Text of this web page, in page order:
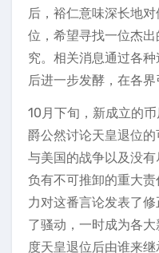
后，裕仁意味深长地
位，希望寻找一位杰
究。相关消息通过各
后进一步发酵，在各界
10月下旬，新成立的
爵公然讨论天皇退位
与美国的战争以及没
负有不可推卸的重大
力对这番言论发表了
了骚动，一时成为各
度天皇退位后由谁来